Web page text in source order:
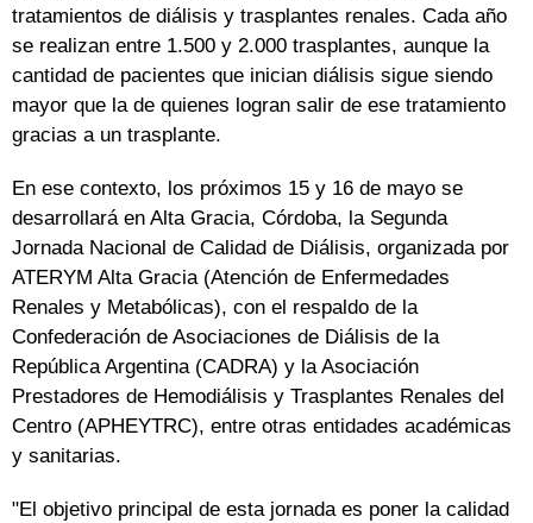
tratamientos de diálisis y trasplantes renales. Cada año
se realizan entre 1.500 y 2.000 trasplantes, aunque la
cantidad de pacientes que inician diálisis sigue siendo
mayor que la de quienes logran salir de ese tratamiento
gracias a un trasplante.
En ese contexto, los próximos 15 y 16 de mayo se
desarrollará en Alta Gracia, Córdoba, la Segunda
Jornada Nacional de Calidad de Diálisis, organizada por
ATERYM Alta Gracia (Atención de Enfermedades
Renales y Metabólicas), con el respaldo de la
Confederación de Asociaciones de Diálisis de la
República Argentina (CADRA) y la Asociación
Prestadores de Hemodiálisis y Trasplantes Renales del
Centro (APHEYTRC), entre otras entidades académicas
y sanitarias.
"El objetivo principal de esta jornada es poner la calidad